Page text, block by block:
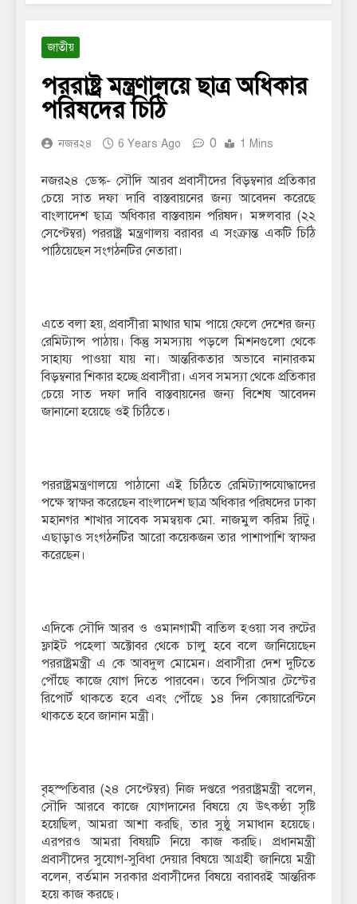
জাতীয়
পররাষ্ট্র মন্ত্রণালয়ে ছাত্র অধিকার
পরিষদের চিঠি
নজর২৪ 6 Years Ago 0 1 Mins
নজর২৪ ডেস্ক- সৌদি আরব প্রবাসীদের বিড়ম্বনার প্রতিকার
চেয়ে সাত দফা দাবি বাস্তবায়নের জন্য আবেদন করেছে
বাংলাদেশ ছাত্র অধিকার বাস্তবায়ন পরিষদ। মঙ্গলবার (২২
সেপ্টেম্বর) পররাষ্ট্র মন্ত্রণালয় বরাবর এ সংক্রান্ত একটি চিঠি
পাঠিয়েছেন সংগঠনটির নেতারা।
এতে বলা হয়, প্রবাসীরা মাথার ঘাম পায়ে ফেলে দেশের জন্য
রেমিট্যান্স পাঠায়। কিন্তু সমস্যায় পড়লে মিশনগুলো থেকে
সাহায্য পাওয়া যায় না। আন্তরিকতার অভাবে নানারকম
বিড়ম্বনার শিকার হচ্ছে প্রবাসীরা। এসব সমস্যা থেকে প্রতিকার
চেয়ে সাত দফা দাবি বাস্তবায়নের জন্য বিশেষ আবেদন
জানানো হয়েছে ওই চিঠিতে।
পররাষ্ট্রমন্ত্রণালয়ে পাঠানো এই চিঠিতে রেমিট্যান্সযোদ্ধাদের
পক্ষে স্বাক্ষর করেছেন বাংলাদেশ ছাত্র অধিকার পরিষদের ঢাকা
মহানগর শাখার সাবেক সমন্বয়ক মো. নাজমুল করিম রিটু।
এছাড়াও সংগঠনটির আরো কয়েকজন তার পাশাপাশি স্বাক্ষর
করেছেন।
এদিকে সৌদি আরব ও ওমানগামী বাতিল হওয়া সব রুটের
ফ্লাইট পহেলা অক্টোবর থেকে চালু হবে বলে জানিয়েছেন
পররাষ্ট্রমন্ত্রী এ কে আবদুল মোমেন। প্রবাসীরা দেশ দুটিতে
পৌঁছে কাজে যোগ দিতে পারবেন। তবে পিসিআর টেস্টের
রিপোর্ট থাকতে হবে এবং পৌঁছে ১৪ দিন কোয়ারেন্টিনে
থাকতে হবে জানান মন্ত্রী।
বৃহস্পতিবার (২৪ সেপ্টেম্বর) নিজ দপ্তরে পররাষ্ট্রমন্ত্রী বলেন,
সৌদি আরবে কাজে যোগদানের বিষয়ে যে উৎকণ্ঠা সৃষ্টি
হয়েছিল, আমরা আশা করছি, তার সুষ্ঠু সমাধান হয়েছে।
এরপরও আমরা বিষয়টি নিয়ে কাজ করছি। প্রধানমন্ত্রী
প্রবাসীদের সুযোগ-সুবিধা দেয়ার বিষয়ে আগ্রহী জানিয়ে মন্ত্রী
বলেন, বর্তমান সরকার প্রবাসীদের বিষয়ে বরাবরই আন্তরিক
হয়ে কাজ করছে।